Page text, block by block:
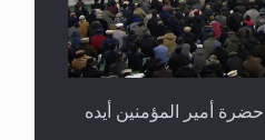
أمير المؤمنين أيده